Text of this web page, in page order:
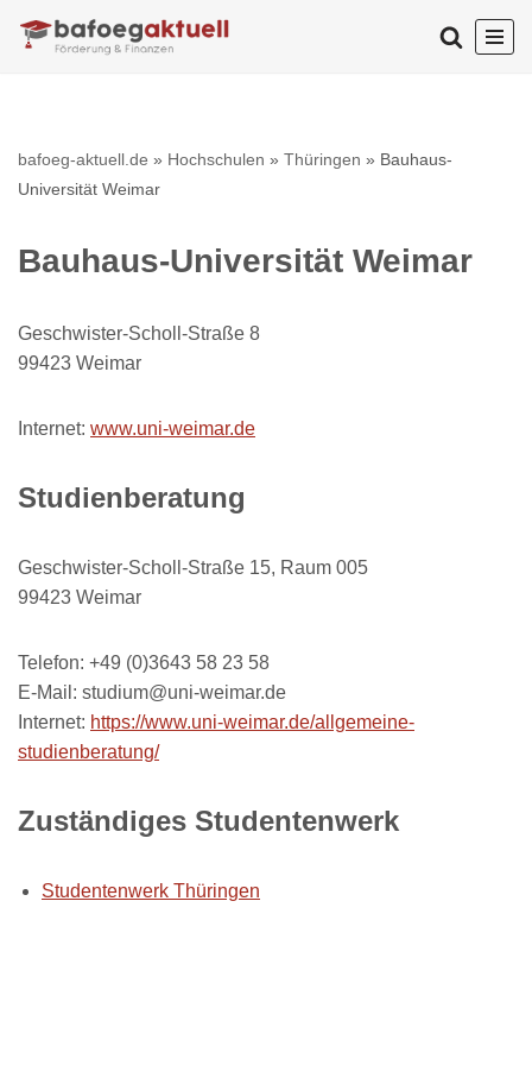
bafoeg-aktuell.de » Hochschulen » Thüringen » Bauhaus-
Universität Weimar
Bauhaus-Universität Weimar
Geschwister-Scholl-Straße 8
99423 Weimar
Internet: www.uni-weimar.de
Studienberatung
Geschwister-Scholl-Straße 15, Raum 005
99423 Weimar
Telefon: +49 (0)3643 58 23 58
E-Mail: studium@uni-weimar.de
Internet: https://www.uni-weimar.de/allgemeine-
studienberatung/
Zuständiges Studentenwerk
Studentenwerk Thüringen